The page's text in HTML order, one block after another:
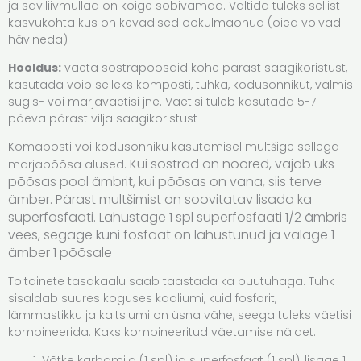
ja saviliivmullad on kõige sobivamad. Vältida tuleks sellist
kasvukohta kus on kevadised öökülmaohud (õied võivad
hävineda)
Hooldus: väeta sõstrapõõsaid kohe pärast saagikoristust,
kasutada võib selleks komposti, tuhka, kõdusõnnikut, valmis
sügis- või marjaväetisi jne. Väetisi tuleb kasutada 5-7
päeva pärast vilja saagikoristust
Komaposti või kodusõnniku kasutamisel multšige sellega
marjapõõsa alused. Kui sõstrad on noored, vajab üks
põõsas pool ämbrit, kui põõsas on vana, siis terve
ämber. Pärast multšimist on soovitatav lisada ka
superfosfaati. Lahustage 1 spl superfosfaati 1/2 ämbris
vees, segage kuni fosfaat on lahustunud ja valage 1
ämber 1 põõsale
Toitainete tasakaalu saab taastada ka puutuhaga. Tuhk
sisaldab suures koguses kaaliumi, kuid fosforit,
lämmastikku ja kaltsiumi on üsna vähe, seega tuleks väetisi
kombineerida. Kaks kombineeritud väetamise näidet: